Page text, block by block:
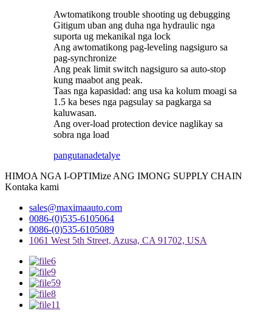
Awtomatikong trouble shooting ug debugging
Gitigum uban ang duha nga hydraulic nga
suporta ug mekanikal nga lock
Ang awtomatikong pag-leveling nagsiguro sa
pag-synchronize
Ang peak limit switch nagsiguro sa auto-stop
kung maabot ang peak.
Taas nga kapasidad: ang usa ka kolum moagi sa
1.5 ka beses nga pagsulay sa pagkarga sa
kaluwasan.
Ang over-load protection device naglikay sa
sobra nga load
pangutanadetalye
HIMOA NGA I-OPTIMize ANG IMONG SUPPLY CHAIN
Kontaka kami
sales@maximaauto.com
0086-(0)535-6105064
0086-(0)535-6105089
1061 West 5th Street, Azusa, CA 91702, USA